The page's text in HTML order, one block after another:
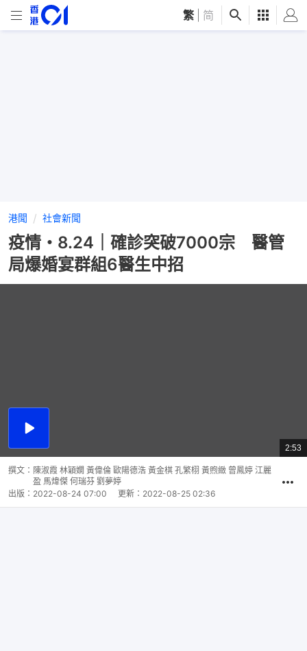
繁 简
港聞 社會新聞
疫情・8.24｜確診突破7000宗 醫管
局爆婚宴群組6醫生中招
播
總
共
2:53
撰文： 陳淑霞 林穎嫺 黃偉倫 歐陽德浩 黃金棋 孔繁栩 黃煦緻 曾鳳婷 江麗
盈 馬煒傑 何瑞芬 劉夢婷
出版： 2022-08-24 07:00 更新： 2022-08-25 02:36